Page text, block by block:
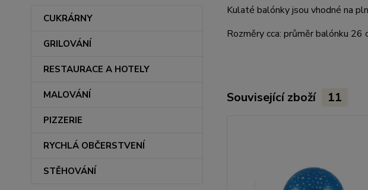
CUKRÁRNY
GRILOVÁNÍ
RESTAURACE A HOTELY
MALOVÁNÍ
PIZZERIE
RYCHLÁ OBČERSTVENÍ
STĚHOVÁNÍ
Kulaté balónky jsou vhodné na
Rozměry cca: průměr balónku 26
Související zboží 11